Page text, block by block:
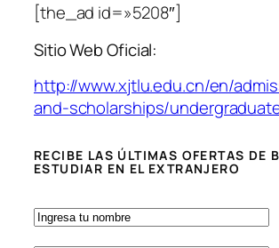
[the_ad id=»5208″]
Sitio Web Oficial:
http://www.xjtlu.edu.cn/en/
and-scholarships/
RECIBE LAS ÚLTIMAS OFERTAS DE
ESTUDIAR EN EL EXTRANJERO